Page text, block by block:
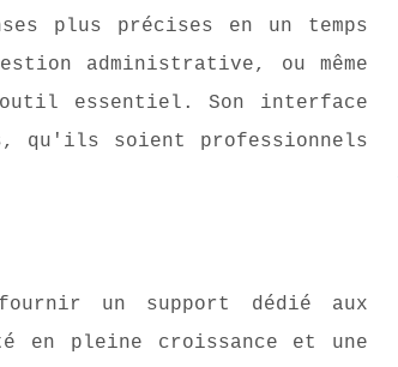
plus précises en un temps
administrative, ou même
outil essentiel. Son interface
qu'ils soient professionnels
un support dédié aux
en pleine croissance et une